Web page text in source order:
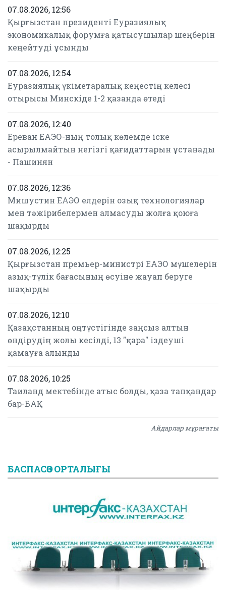
07.08.2026, 12:56
Қырғызстан президенті Еуразиялық
экономикалық форумға қатысушылар шеңберін
кеңейтуді ұсынды
07.08.2026, 12:54
Еуразиялық үкіметаралық кеңестің келесі
отырысы Минскіде 1-2 қазанда өтеді
07.08.2026, 12:40
Ереван ЕАЭО-ның толық көлемде іске
асырылмайтын негізгі қағидаттарын ұстанады
- Пашинян
07.08.2026, 12:36
Мишустин ЕАЭО елдерін озық технологиялар
мен тәжірибелермен алмасуды жолға қоюға
шақырды
07.08.2026, 12:25
Қырғызстан премьер-министрі ЕАЭО мүшелерін
азық-түлік бағасының өсуіне жауап беруге
шақырды
07.08.2026, 12:10
Қазақстанның оңтүстігінде заңсыз алтын
өндірудің жолы кесілді, 13 "қара" іздеуші
қамауға алынды
07.08.2026, 10:25
Таиланд мектебінде атыс болды, қаза тапқандар
бар-БАҚ
Айдарлар мұрағаты
БАСПАСӨЗ ОРТАЛЫҒЫ